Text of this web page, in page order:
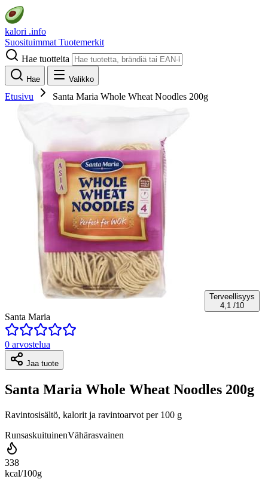
kalori .info
Suosituimmat Tuotemerkit
Hae tuotteita
Hae Valikko
Etusivu Santa Maria Whole Wheat Noodles 200g
Terveellisyys
4,1 /10
Santa Maria
0 arvostelua
Jaa tuote
Santa Maria Whole Wheat Noodles 200g
Ravintosisältö, kalorit ja ravintoarvot per 100 g
RunsaskuituinenVähärasvainen
338
kcal/100g